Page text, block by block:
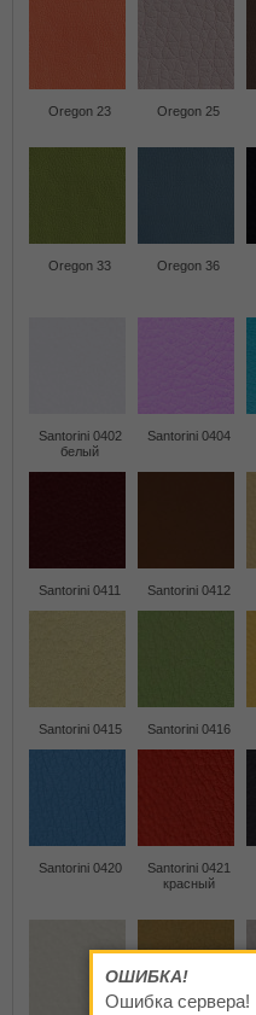
Oregon 23 Oregon 25
Oregon 33 Oregon 36
Santorini 0402
белый
Santorini 0404
Santorini 0411 Santorini 0412
Santorini 0415 Santorini 0416
Santorini 0420
Santorini 0421
красный
ОШИБКА!
Ошибка сервера!